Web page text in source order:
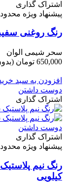
اشتراک گذاری
پیشنهاد ویژه محدود
رنگ روغنی
سحر شیمی الوان
650,000 تومان
افزودن به سبد
دوست داشتن
اشتراک گذاری
دوست داشتن
اشتراک گذاری
پیشنهاد ویژه محدود
کیلویی